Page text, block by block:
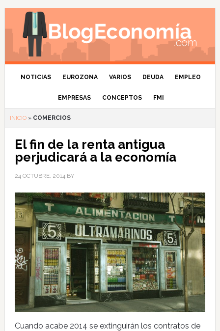
NOTICIAS EUROZONA VARIOS DEUDA EMPLEO
EMPRESAS CONCEPTOS FMI
INICIO» COMERCIOS
El fin de la renta antigua
perjudicará a la economía
24 OCTUBRE, 2014BY
Cuando acabe 2014 se extinguirán los contratos de